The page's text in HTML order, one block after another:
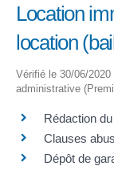
Location
location
Vérifié le 30/06/
administrative
Rédaction
Clauses
Dépôt de